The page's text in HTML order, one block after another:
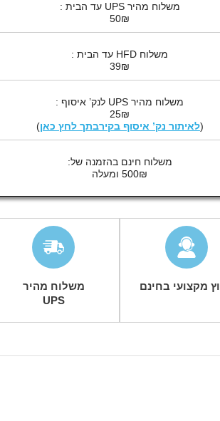
משלוח מהיר UPS עד הבית :
50₪
משלוח HFD עד הבית :
39₪
משלוח מהיר UPS לנק’ איסוף :
25₪
(לאיתור נק’ איסוף בקירבתך לחץ כאן)
משלוח חינם בהזמנה של:
500₪ ומעלה
מקצועי בחינם
משלוח מהיר
UPS